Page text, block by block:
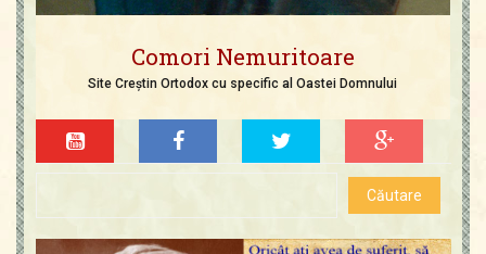
Comori Nemuritoare
Site Creștin Ortodox cu specific al Oastei Domnului